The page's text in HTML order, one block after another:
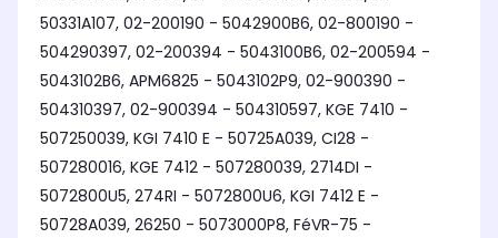
50331A107, 02-200190 - 5042900B6, 02-800190 -
504290397, 02-200394 - 5043100B6, 02-200594 -
5043102B6, APM6825 - 5043102P9, 02-900390 -
504310397, 02-900394 - 504310597, KGE 7410 -
507250039, KGI 7410 E - 50725A039, CI28 -
507280016, KGE 7412 - 507280039, 2714DI -
5072800U5, 274RI - 5072800U6, KGI 7412 E -
50728A039, 26250 - 5073000P8, FéVR-75 -